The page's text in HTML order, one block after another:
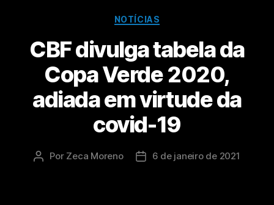
NOTÍCIAS
CBF divulga tabela da
Copa Verde 2020,
adiada em virtude da
covid-19
Por Zeca Moreno 6 de janeiro de 2021